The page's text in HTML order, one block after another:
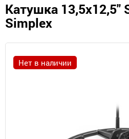
Катушка 13,5x12,5"
Simplex
Нет в наличии